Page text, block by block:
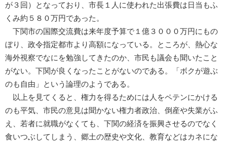
が３回）となっており、市長１人に使われた出張費は日当もふ
くみ約５８０万円であった。
下関市の国際交流費は来年度予算で１億３０００万円にもの
ぼり、政令指定都市より高額になっている。ところが、熱心な
海外視察でなにを勉強してきたのか、市民も議会も聞いたこと
がない。下関が良くなったことがないのである。「ボクが遊ぶ
のも自由」という論理のようである。
以上を見てくると、権力を得るためには人をペテンにかける
のも平気、市民の意見は聞かない権力者政治、倒産や失業がふ
え、若者に就職がなくても、下関の経済を振興させるのでなく
食いつぶしてしまう、郷土の歴史や文化、教育などはカネにな